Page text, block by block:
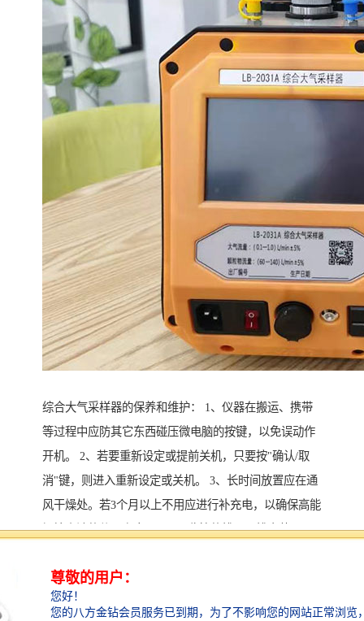
综合大气采样器的保养和维护： 1、仪器在搬运、携带
等过程中应防其它东西碰压微电脑的按键，以免误动作
开机。 2、若要重新设定或提前关机，只要按"确认/取
消"键，则进入重新设定或关机。 3、长时间放置应在通
风干燥处。若3个月以上不用应进行补充电，以确保高能
镉镍电池的使用寿命。 4、吸收管的排入、排出装置不
内。 5、在无交流电源或电源设置不太便利的情况下，
即可使用机内电池（可选）供电，即使交流电源中途停